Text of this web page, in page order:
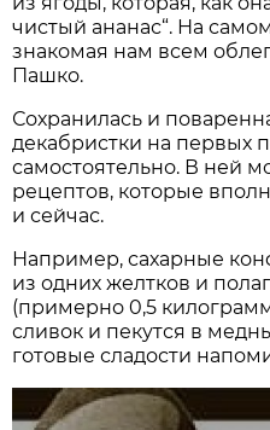
чистый ананас“. На
знакомая нам всем
Пашко.
Сохранилась и
декабристки на первых
самостоятельно. В ней
рецептов, которые
и сейчас.
Например, сахарные
из одних желтков и
(примерно 0,5
сливок и пекутся в
готовые сладости